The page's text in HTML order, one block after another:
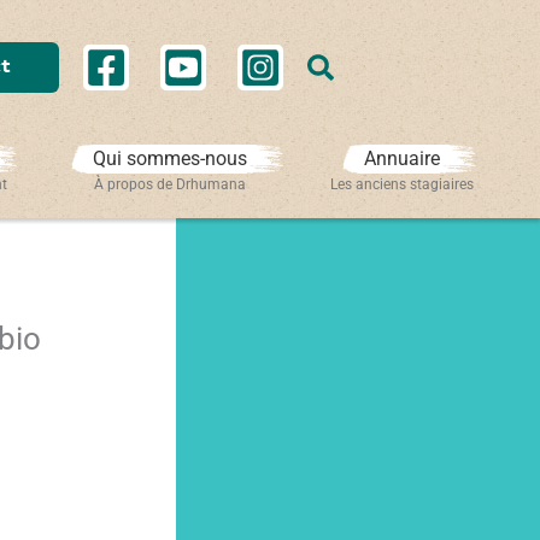
Rechercher
Qui sommes-nous
À propos de Drhumana
Annuaire
Les anciens stagiaires